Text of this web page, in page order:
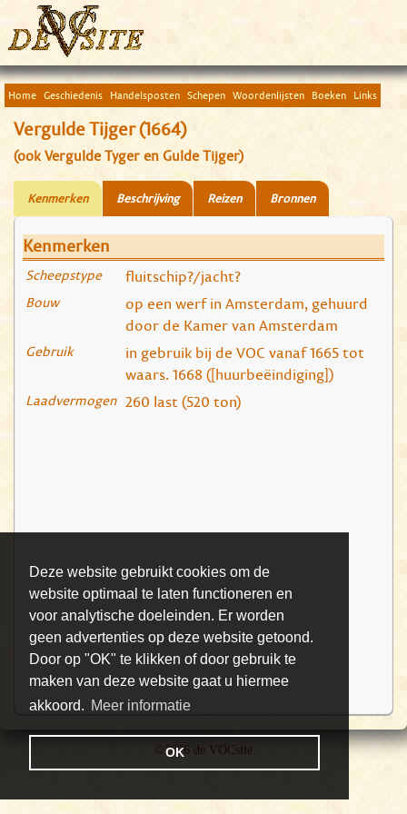
Deze website gebruikt cookies om de
website optimaal te laten functioneren en
voor analytische doeleinden. Er worden
geen advertenties op deze website getoond.
Door op "OK" te klikken of door gebruik te
maken van deze website gaat u hiermee
akkoord. Meer informatie
OK
Home Geschiedenis Handelsposten Schepen Woordenlijsten Boeken Links
Vergulde Tijger (1664)
(ook Vergulde Tyger en Gulde Tijger)
Kenmerken Beschrijving Reizen Bronnen
Kenmerken
Scheepstype fluitschip?/jacht?
Bouw
op een werf in Amsterdam, gehuurd
door de Kamer van Amsterdam
Gebruik
in gebruik bij de VOC vanaf 1665 tot
waars. 1668 ([huurbeëindiging])
Laadvermogen 260 last (520 ton)
©2026 de VOCsite